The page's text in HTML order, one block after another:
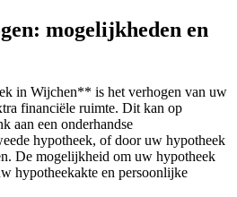
mogelijkheden en
in Wijchen** is het verhogen van uw
financiële ruimte. Dit kan op
aan een onderhandse
hypotheek, of door uw hypotheek
De mogelijkheid om uw hypotheek
hypotheekakte en persoonlijke